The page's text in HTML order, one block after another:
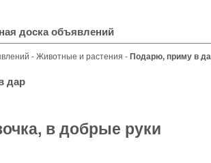
доска объявлений
- Животные и растения - Подарю, приму в
дар
в добрые руки